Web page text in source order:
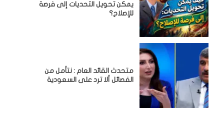
يمكن تحويل التحديات إلى فرصة
للإصلاح؟
متحدث القائد العام : نتأمل من
الفصائل ألا ترد على السعودية